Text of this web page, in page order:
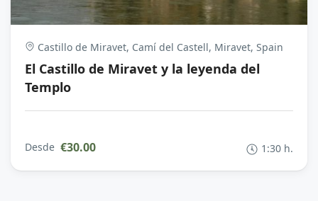
Castillo de Miravet, Camí del Castell, Miravet, Spain
El Castillo de Miravet y la leyenda del
Templo
Desde €30.00 1:30 h.